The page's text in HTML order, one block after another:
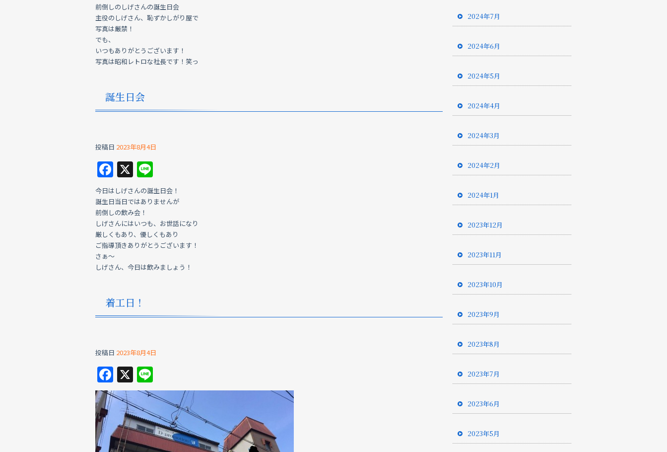
前倒しのしげさんの誕生日会
主役のしげさん、恥ずかしがり屋で
写真は厳禁！
でも、
いつもありがとうございます！
写真は昭和レトロな社長です！笑っ
誕生日会
投稿日 2023年8月4日
F
a
c
e
b
o
o
X
n
e
今日はしげさんの誕生日会！
誕生日当日ではありませんが
前倒しの飲み会！
しげさんにはいつも、お世話になり
厳しくもあり、優しくもあり
ご指導頂きありがとうございます！
さぁ～
しげさん、今日は飲みましょう！
着工日！
投稿日 2023年8月4日
F
a
c
e
b
X
n
e
2024年7月
2024年6月
2024年5月
2024年4月
2024年3月
2024年2月
2024年1月
2023年12月
2023年11月
2023年10月
2023年9月
2023年8月
2023年7月
2023年6月
2023年5月